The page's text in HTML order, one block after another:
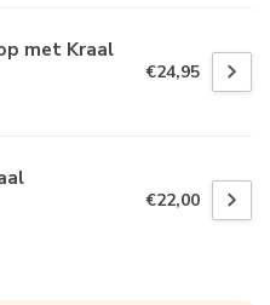
met Kraal
€24,95
€22,00